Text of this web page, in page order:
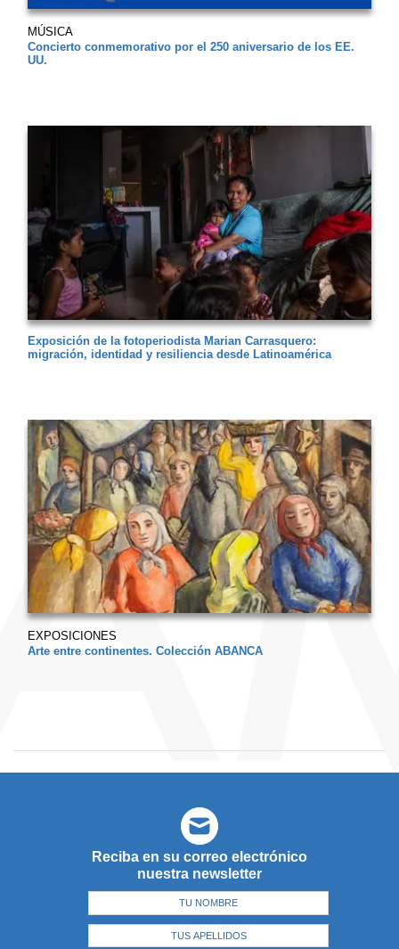
MÚSICA
Concierto conmemorativo por el 250 aniversario de los EE.
UU.
Exposición de la fotoperiodista Marian Carrasquero:
migración, identidad y resiliencia desde Latinoamérica
EXPOSICIONES
Arte entre continentes. Colección ABANCA
Reciba en su correo electrónico
nuestra newsletter